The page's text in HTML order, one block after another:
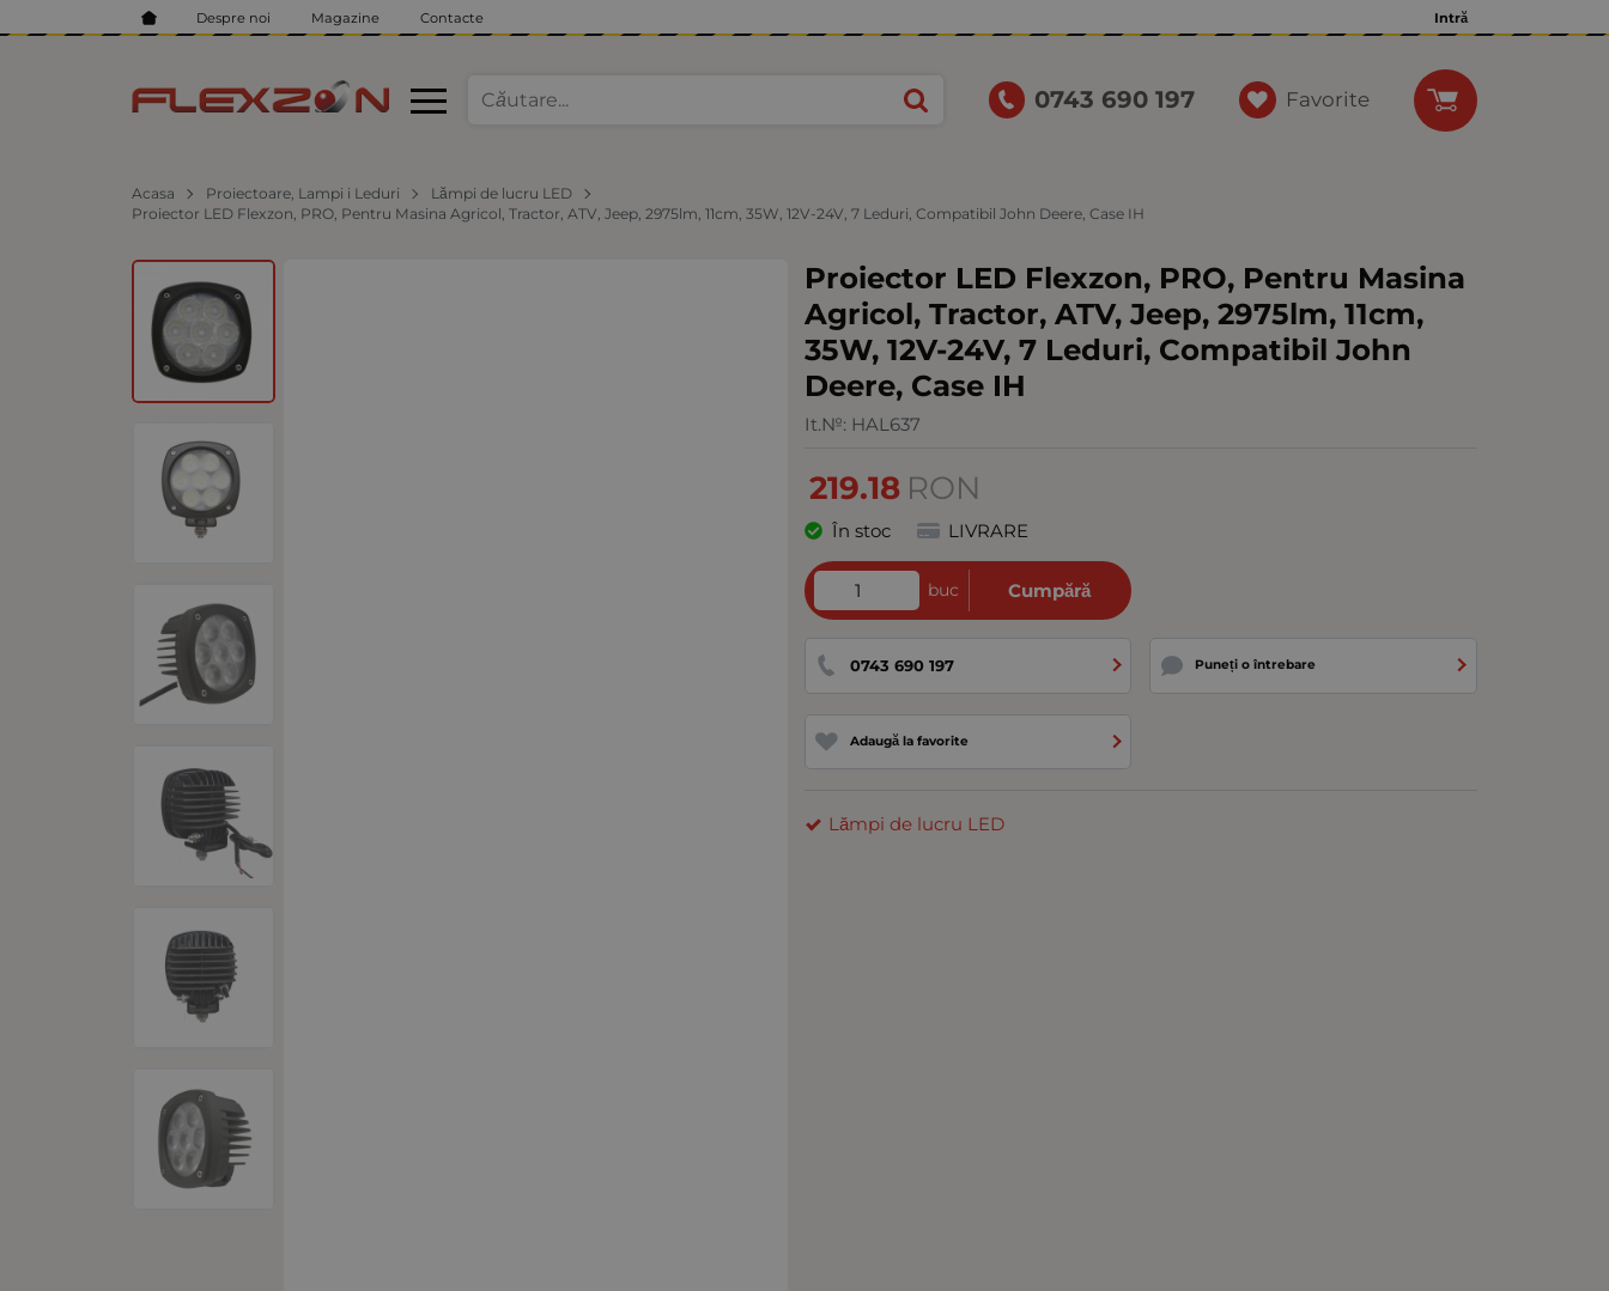
Despre noi Magazine Contacte Intră
0743 690 197 Favorite
Acasa Proiectoare, Lampi i Leduri
Lămpi de lucru LED
Proiector LED Flexzon, PRO, Pentru Masina Agricol, Tractor, ATV, Jeep, 2975lm, 11cm, 35W, 12V-24V, 7 Leduri, Compatibil John Deere, Case IH
Proiector LED Flexzon, PRO, Pentru Masina
Agricol, Tractor, ATV, Jeep, 2975lm, 11cm,
35W, 12V-24V, 7 Leduri, Compatibil John
Deere, Case IH
It.№: HAL637
219.18 RON
În stoc LIVRARE
buc Cumpără
0743 690 197 Puneți o întrebare
Adaugă la favorite
Lămpi de lucru LED